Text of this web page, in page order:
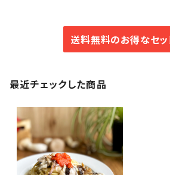
送料無料のお得なセッ
最近チェックした商品